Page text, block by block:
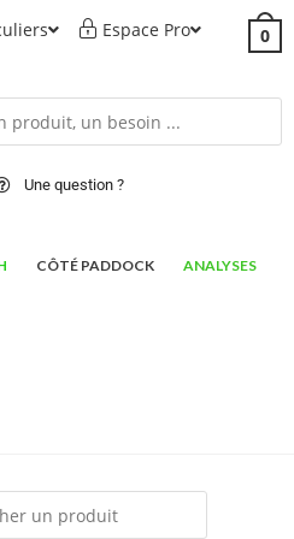
Espace Pro 0
Une question ?
CÔTÉ PADDOCK ANALYSES